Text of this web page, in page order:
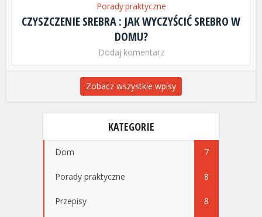
Porady praktyczne
CZYSZCZENIE SREBRA : JAK WYCZYŚCIĆ SREBRO W
DOMU?
Dodaj komentarz
Zobacz wszystkie wpisy
KATEGORIE
Dom 7
Porady praktyczne 8
Przepisy 8